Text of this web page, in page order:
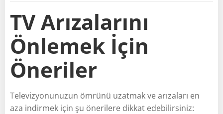
TV Arızalarını
Önlemek İçin
Öneriler
Televizyonunuzun ömrünü uzatmak ve arızaları en
aza indirmek için şu önerilere dikkat edebilirsiniz: